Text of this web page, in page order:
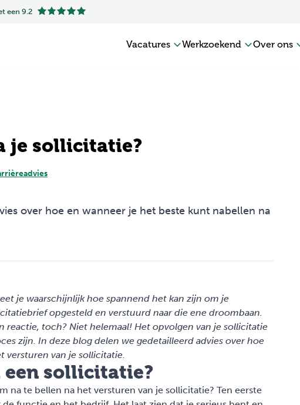
een 9.2
Vacatures Werkzoekend Over ons
je sollicitatie?
over hoe en wanneer je het beste kunt nabellen na
je waarschijnlijk hoe spannend het kan zijn om je
opgesteld en verstuurd naar die ene droombaan.
toch? Niet helemaal! Het opvolgen van je sollicitatie
zijn. In deze blog delen we gedetailleerd advies over hoe
versturen van je sollicitatie.
een sollicitatie?
na te bellen na het versturen van je sollicitatie? Ten eerste